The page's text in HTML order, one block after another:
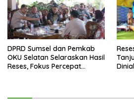
DPRD Sumsel dan Pemkab
OKU Selatan Selaraskan Hasil
Reses, Fokus Percepat